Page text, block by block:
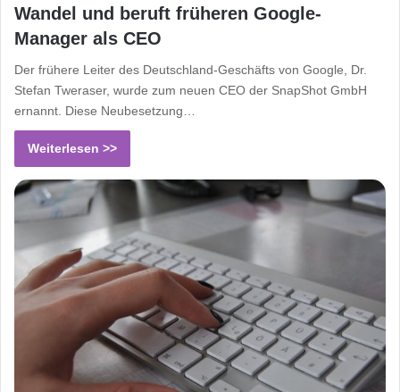
Wandel und beruft früheren Google-
Manager als CEO
Der frühere Leiter des Deutschland-Geschäfts von Google, Dr.
Stefan Tweraser, wurde zum neuen CEO der SnapShot GmbH
ernannt. Diese Neubesetzung…
Weiterlesen >>